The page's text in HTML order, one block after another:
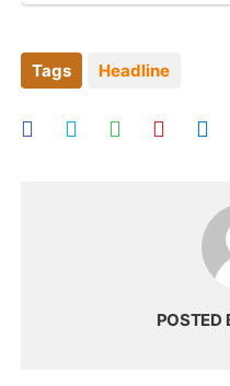
Tags Headline
POSTED